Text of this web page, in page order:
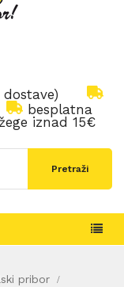
dostave)
besplatna
iznad 15€
Pretraži
pribor